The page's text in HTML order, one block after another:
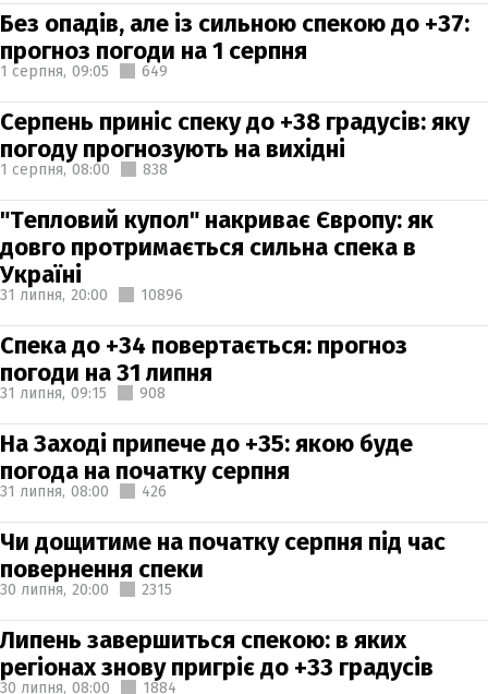
Без опадів, але із сильною спекою до +37:
прогноз погоди на 1 серпня
1 серпня, 09:05 649
Серпень приніс спеку до +38 градусів: яку
погоду прогнозують на вихідні
1 серпня, 08:00 838
"Тепловий купол" накриває Європу: як
довго протримається сильна спека в
Україні
31 липня, 20:00 10896
Спека до +34 повертається: прогноз
погоди на 31 липня
31 липня, 09:15 908
На Заході припече до +35: якою буде
погода на початку серпня
31 липня, 08:00 426
Чи дощитиме на початку серпня під час
повернення спеки
30 липня, 20:00 2315
Липень завершиться спекою: в яких
регіонах знову пригріє до +33 градусів
30 липня, 08:00 1884